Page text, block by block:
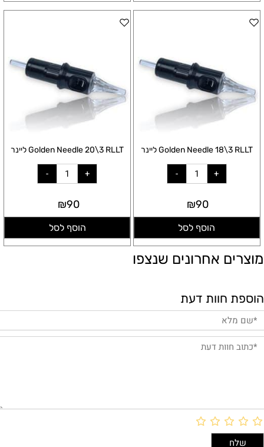
Golden Needle 18\3 RLLT ליינר
₪90
הוסף לסל
Golden Needle 20\3 RLLT ליינר
₪90
הוסף לסל
מוצרים אחרונים שנצפו
הוספת חוות דעת